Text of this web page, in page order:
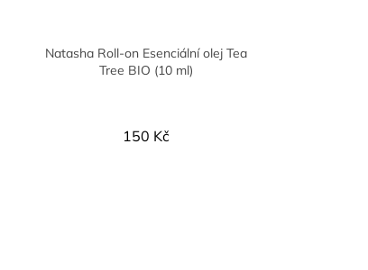
Natasha Roll-on Esenciální olej Tea
Tree BIO (10 ml)
150 Kč